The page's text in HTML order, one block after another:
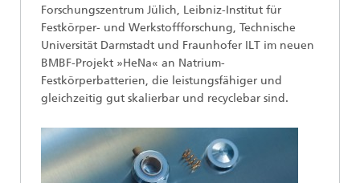
Forschungszentrum Jülich, Leibniz-Institut für
Festkörper- und Werkstoffforschung, Technische
Universität Darmstadt und Fraunhofer ILT im neuen
BMBF-Projekt »HeNa« an Natrium-
Festkörperbatterien, die leistungsfähiger und
gleichzeitig gut skalierbar und recyclebar sind.